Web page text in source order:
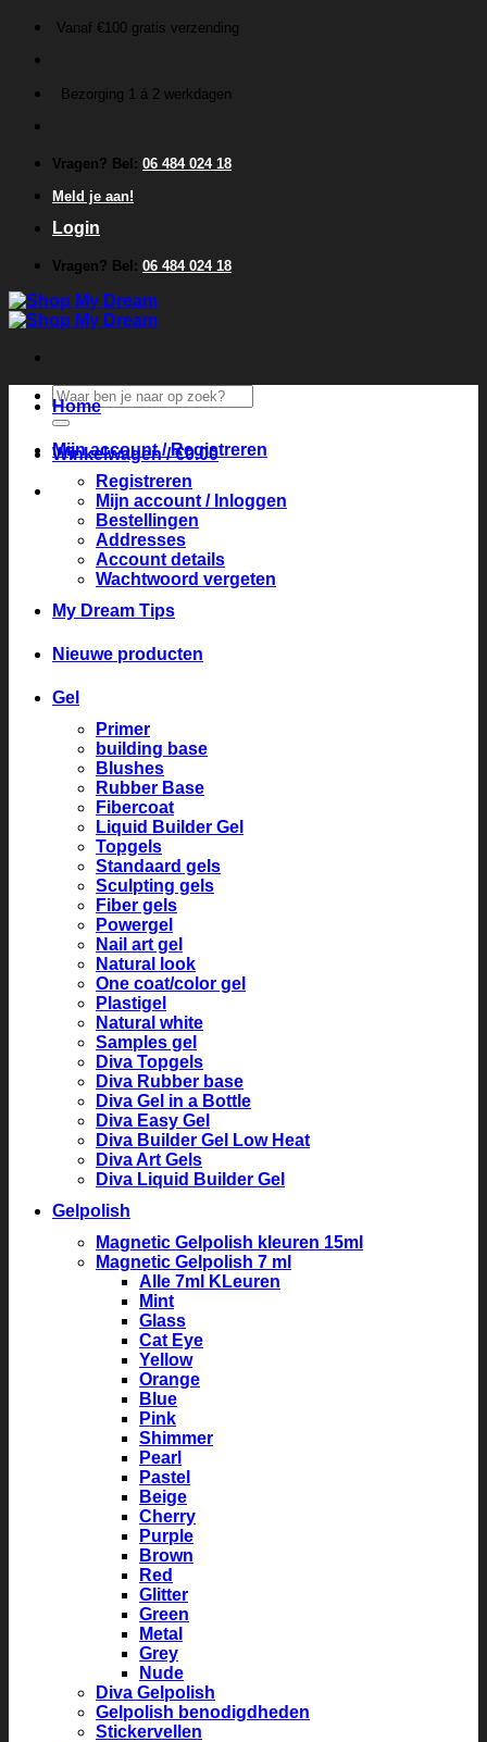
inhoud
Vanaf €100 gratis verzending
Bezorging 1 á 2 werkdagen
Vragen? Bel: 06 484 024 18
Meld je aan!
Login
Vragen? Bel: 06 484 024 18
Zoeken
naar:
Winkelwagen /€0.00
Home
Mijn account / Registreren
Registreren
Mijn account / Inloggen
Bestellingen
Addresses
Account details
Wachtwoord vergeten
My Dream Tips
Nieuwe producten
Gel
Primer
building base
Blushes
Rubber Base
Fibercoat
Liquid Builder Gel
Topgels
Standaard gels
Sculpting gels
Fiber gels
Powergel
Nail art gel
Natural look
One coat/color gel
Plastigel
Natural white
Samples gel
Diva Topgels
Diva Rubber base
Diva Gel in a Bottle
Diva Easy Gel
Diva Builder Gel Low Heat
Diva Art Gels
Diva Liquid Builder Gel
Gelpolish
Magnetic Gelpolish kleuren 15ml
Magnetic Gelpolish 7 ml
Alle 7ml KLeuren
Mint
Glass
Cat Eye
Yellow
Orange
Blue
Pink
Shimmer
Pearl
Pastel
Beige
Cherry
Purple
Brown
Red
Glitter
Green
Metal
Grey
Nude
Diva Gelpolish
Gelpolish benodigdheden
Stickervellen